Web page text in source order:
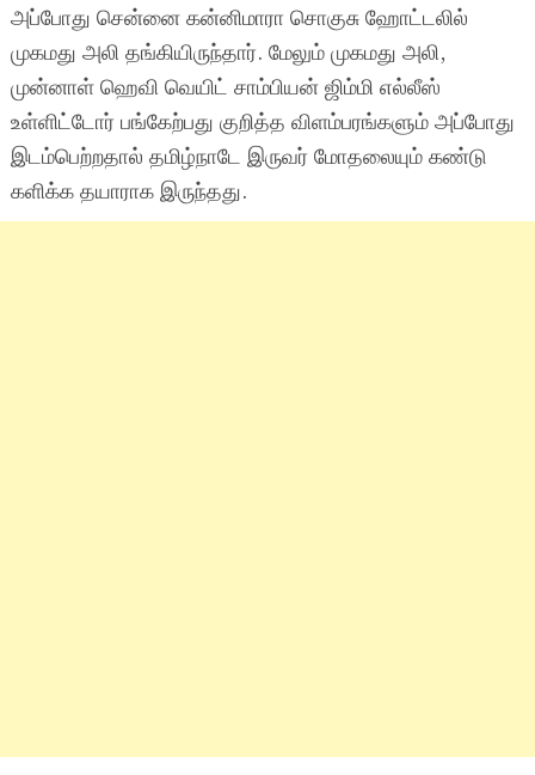
அப்போது சென்னை கன்னிமாரா சொகுசு ஹோட்டலில்
முகமது அலி தங்கியிருந்தார். மேலும் முகமது அலி,
முன்னாள் ஹெவி வெயிட் சாம்பியன் ஜிம்மி எல்லீஸ்
உள்ளிட்டோர் பங்கேற்பது குறித்த விளம்பரங்களும் அப்போது
இடம்பெற்றதால் தமிழ்நாடே இருவர் மோதலையும் கண்டு
களிக்க தயாராக இருந்தது.